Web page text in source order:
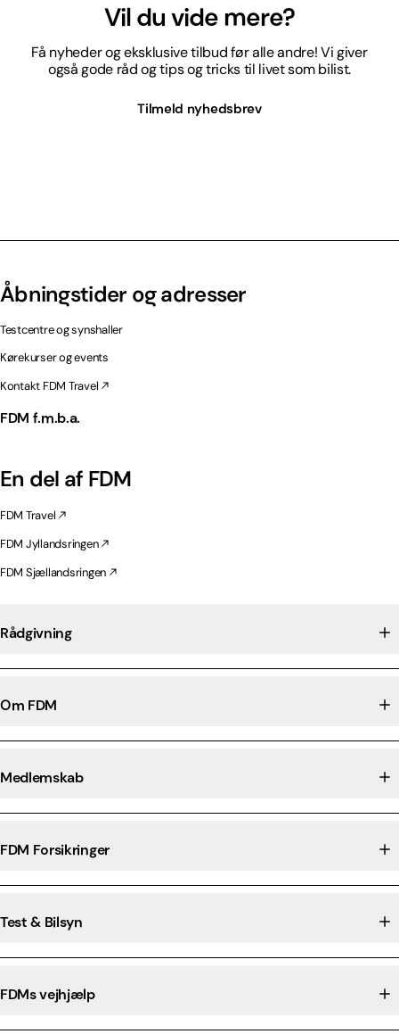
Vil du vide mere?
Få nyheder og eksklusive tilbud før alle andre! Vi giver
også gode råd og tips og tricks til livet som bilist.
Tilmeld nyhedsbrev
Åbningstider og adresser
Testcentre og synshaller
Kørekurser og events
Kontakt FDM Travel
FDM f.m.b.a.
En del af FDM
FDM Travel
FDM Jyllandsringen
FDM Sjællandsringen
Rådgivning
Om FDM
Medlemskab
FDM Forsikringer
Test & Bilsyn
FDMs vejhjælp